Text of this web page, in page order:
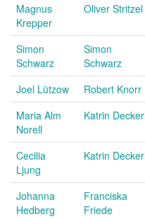
Magnus
Krepper
Oliver Stritzel
Simon
Schwarz
Simon
Schwarz
Joel Lützow
Robert Knorr
Maria Alm
Norell
Katrin Decker
Cecilia
Ljung
Katrin Decker
Johanna
Hedberg
Franciska
Friede